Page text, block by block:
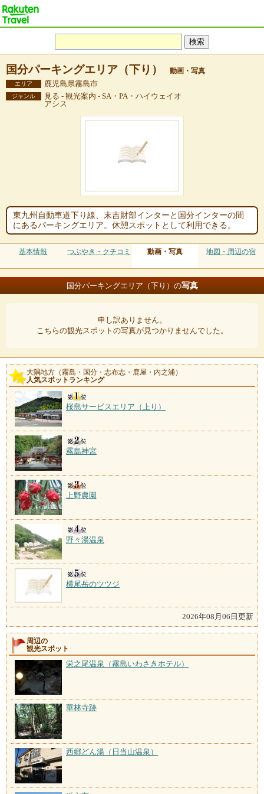
国分パーキングエリア（下り） 動画・写真
エリア 鹿児島県霧島市
ジャンル
見る - 観光案内 - SA・PA・ハイウェイオ
アシス
東九州自動車道下り線、末吉財部インターと国分インターの間
にあるパーキングエリア。休憩スポットとして利用できる。
基本情報 つぶやき・クチコミ 動画・写真 地図・周辺の宿
国分パーキングエリア（下り）の写真
申し訳ありません。
こちらの観光スポットの写真が見つかりませんでした。
大隅地方（霧島・国分・志布志・鹿屋・内之浦）
人気スポットランキング
桜島サービスエリア（上り）
霧島神宮
上野農園
野々湯温泉
横尾岳のツツジ
2026年08月06日更新
周辺の
観光スポット
栄之尾温泉（霧島いわさきホテル）
華林寺跡
西郷どん湯（日当山温泉）